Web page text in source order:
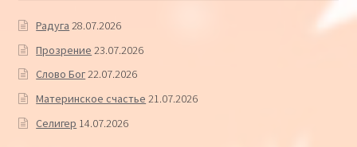
Радуга 28.07.2026
Прозрение 23.07.2026
Слово Бог22.07.2026
Материнское счастье 21.07.2026
Селигер 14.07.2026